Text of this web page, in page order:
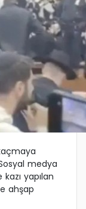
medya
yapılan
ahşap